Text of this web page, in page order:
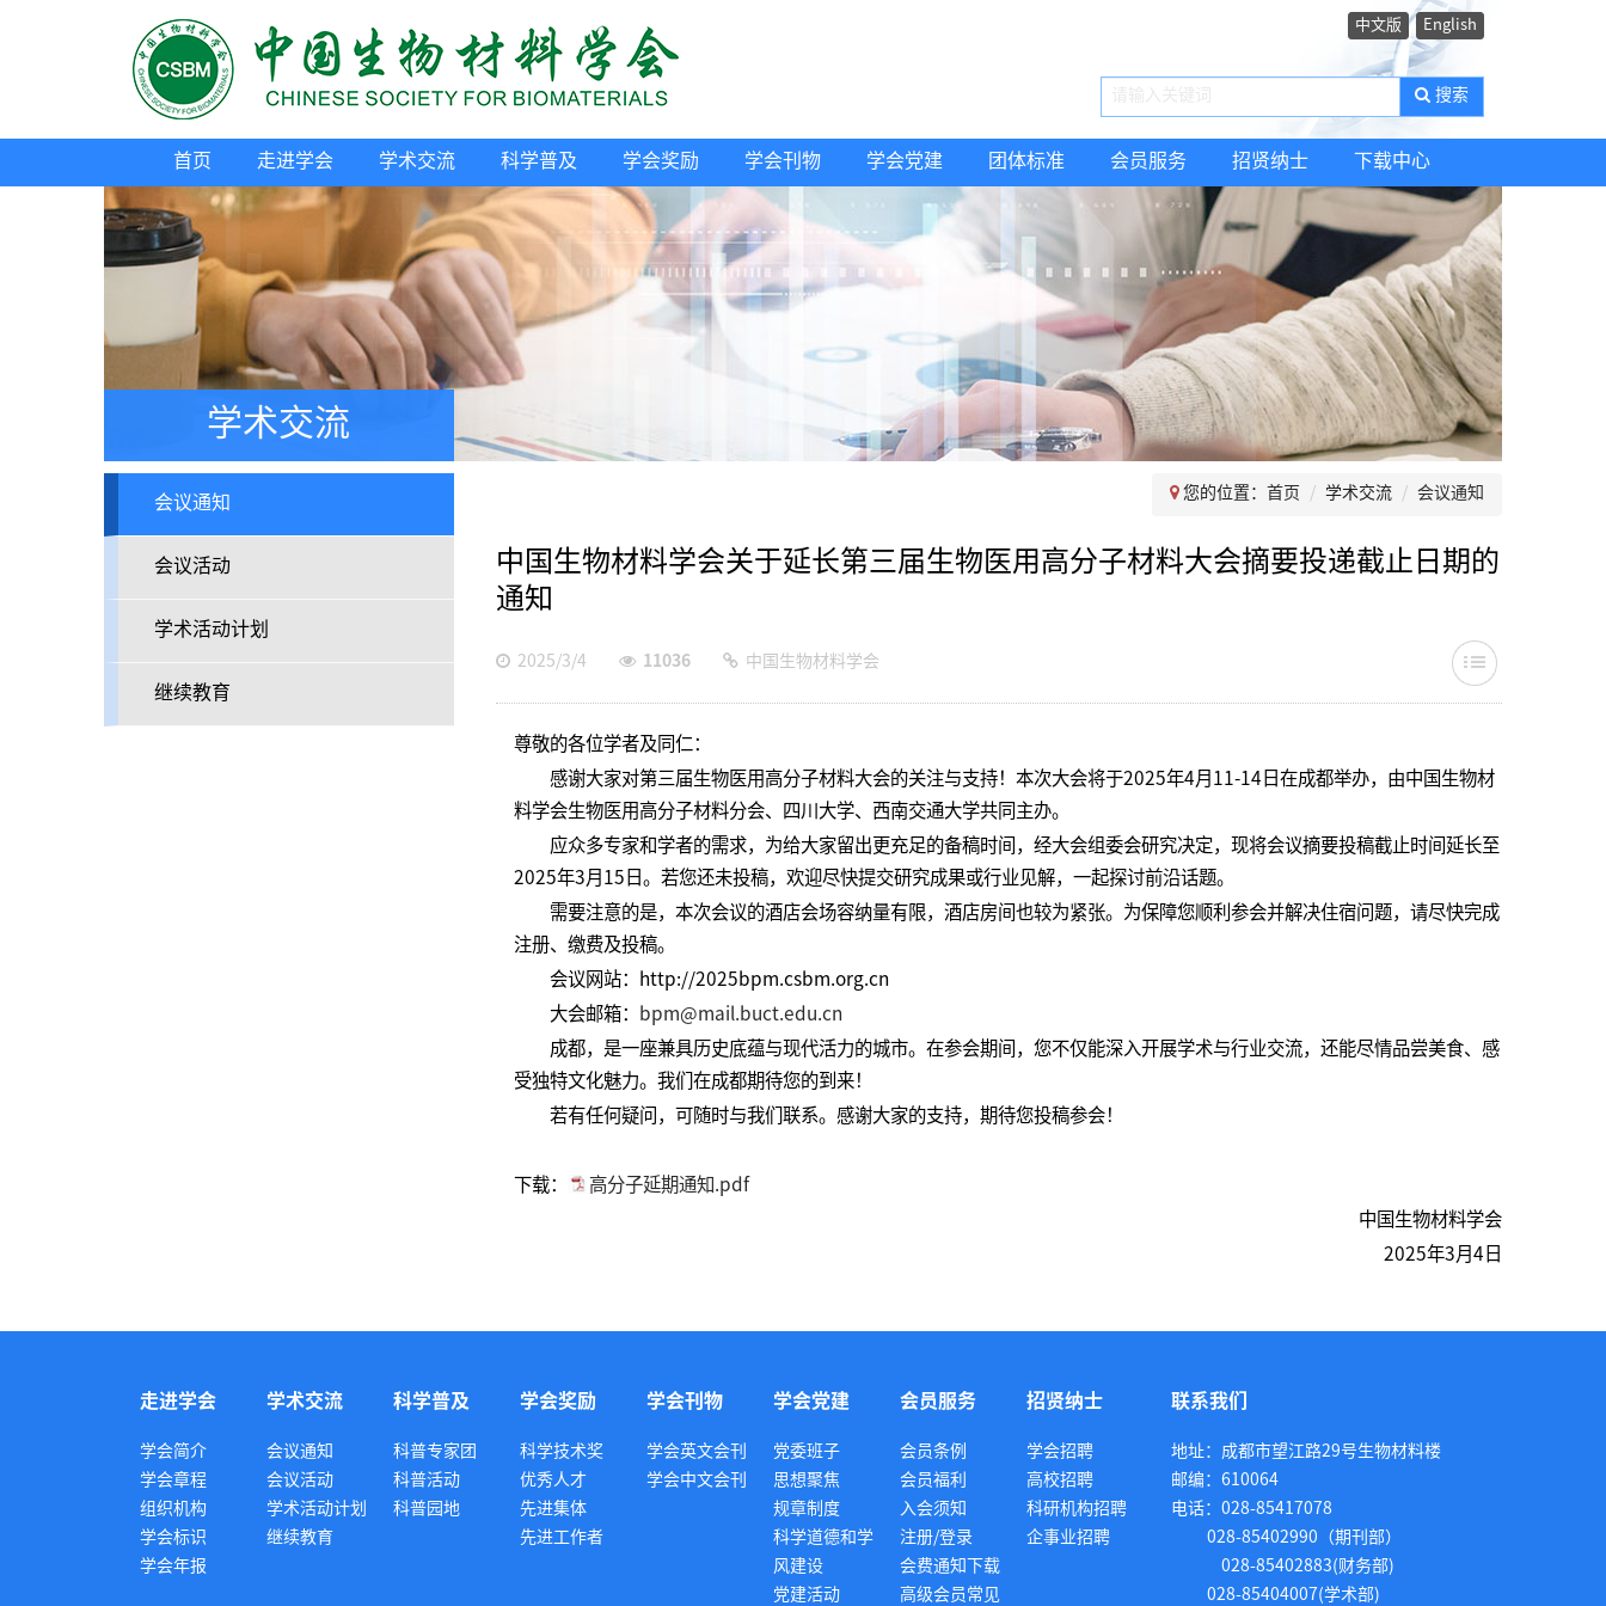
中文版 English
搜索
首页 走进学会 学术交流 科学普及 学会奖励 学会刊物 学会党建 团体标准 会员服务 招贤纳士 下载中心
学术交流
会议通知
会议活动
学术活动计划
继续教育
您的位置： 首页 学术交流 会议通知
中国生物材料学会关于延长第三届生物医用高分子材料大会摘要投递截止日期的
通知
2025/3/4 11036 中国生物材料学会
尊敬的各位学者及同仁：
感谢大家对第三届生物医用高分子材料大会的关注与支持！本次大会将于2025年4月11-14日在成都举办，由中国生物材
料学会生物医用高分子材料分会、四川大学、西南交通大学共同主办。
应众多专家和学者的需求，为给大家留出更充足的备稿时间，经大会组委会研究决定，现将会议摘要投稿截止时间延长至
2025年3月15日。若您还未投稿，欢迎尽快提交研究成果或行业见解，一起探讨前沿话题。
需要注意的是，本次会议的酒店会场容纳量有限，酒店房间也较为紧张。为保障您顺利参会并解决住宿问题，请尽快完成
注册、缴费及投稿。
会议网站：http://2025bpm.csbm.org.cn
大会邮箱：
bpm@mail.buct.edu.cn
成都，是一座兼具历史底蕴与现代活力的城市。在参会期间，您不仅能深入开展学术与行业交流，还能尽情品尝美食、感
受独特文化魅力。我们在成都期待您的到来！
若有任何疑问，可随时与我们联系。感谢大家的支持，期待您投稿参会！
下载：
高分子延期通知.pdf
中国生物材料学会
2025年3月4日
走进学会
学会简介
学会章程
组织机构
学会标识
学会年报
学术交流
会议通知
会议活动
学术活动计划
继续教育
科学普及
科普专家团
科普活动
科普园地
学会奖励
科学技术奖
优秀人才
先进集体
先进工作者
学会刊物
学会英文会刊
学会中文会刊
学会党建
党委班子
思想聚焦
规章制度
科学道德和学
风建设
党建活动
会员服务
会员条例
会员福利
入会须知
注册/登录
会费通知下载
高级会员常见
招贤纳士
学会招聘
高校招聘
科研机构招聘
企事业招聘
联系我们
地址：成都市望江路29号生物材料楼
邮编：610064
电话：028-85417078
028-85402990（期刊部）
028-85402883(财务部)
028-85404007(学术部)